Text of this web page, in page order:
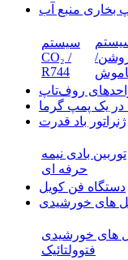
بخاری منبع آب
سیستم
CO₂ /
R744
در یک پمپ گرما
ژنراتور باد قدرت
توربین بادی نیمه
حرفه ای
دستگاه فن کویل
های خورشیدی
های خورشیدی
فتوولتائیک